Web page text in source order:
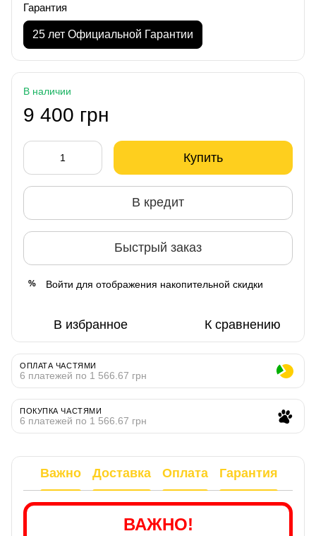
Гарантия
25 лет Официальной Гарантии
В наличии
9 400 грн
Купить
В кредит
Быстрый заказ
% Войти для отображения накопительной скидки
В избранное К сравнению
ОПЛАТА ЧАСТЯМИ
6 платежей по 1 566.67 грн
ПОКУПКА ЧАСТЯМИ
6 платежей по 1 566.67 грн
Важно Доставка Оплата Гарантия
ВАЖНО!